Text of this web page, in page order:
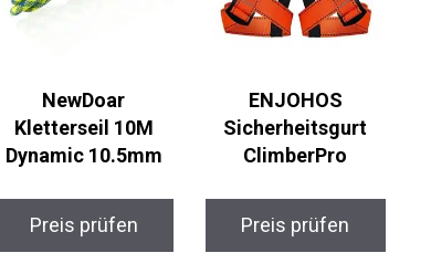
NewDoar
Kletterseil 10M
Dynamic 10.5mm
Preis prüfen
ENJOHOS
Sicherheitsgurt
ClimberPro
Preis prüfen